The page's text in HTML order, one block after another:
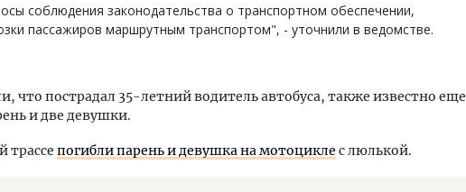
соблюдения законодательства о транспортном обеспечении,
пассажиров маршрутным транспортом", - уточнили в ведомстве.
что пострадал 35-летний водитель автобуса, также известно еще
и две девушки.
трассе погибли парень и девушка на мотоцикле с люлькой.